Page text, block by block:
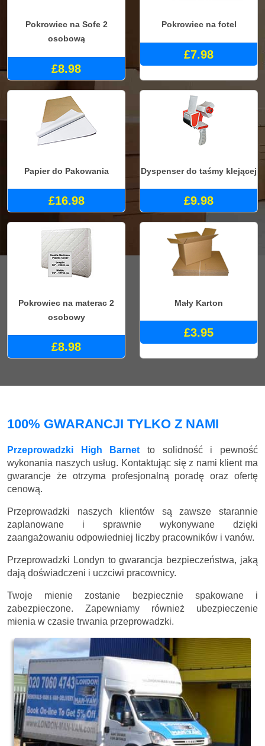
Pokrowiec na Sofe 2
osobową
£8.98
Pokrowiec na fotel
£7.98
Papier do Pakowania
£16.98
Dyspenser do taśmy klejącej
£9.98
Pokrowiec na materac 2
osobowy
£8.98
Mały Karton
£3.95
100% GWARANCJI TYLKO Z NAMI
Przeprowadzki High Barnet to solidność i pewność
wykonania naszych usług. Kontaktując się z nami klient ma
gwarancje że otrzyma profesjonalną poradę oraz ofertę
cenową.
Przeprowadzki naszych klientów są zawsze starannie
zaplanowane i sprawnie wykonywane dzięki
zaangażowaniu odpowiedniej liczby pracowników i vanów.
Przeprowadzki Londyn to gwarancja bezpieczeństwa, jaką
dają doświadczeni i uczciwi pracownicy.
Twoje mienie zostanie bezpiecznie spakowane i
zabezpieczone. Zapewniamy również ubezpieczenie
mienia w czasie trwania przeprowadzki.